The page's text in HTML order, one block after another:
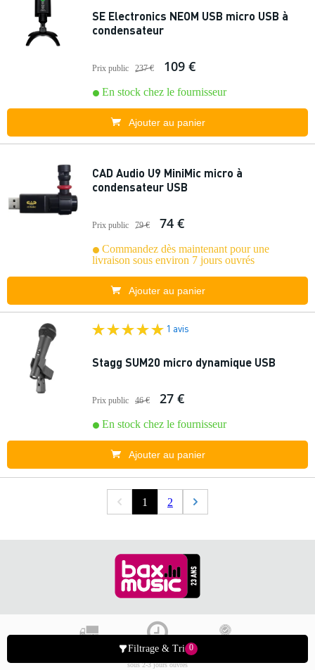
SE Electronics NEOM USB micro USB à
condensateur
Prix public 237 € 109 €
En stock chez le fournisseur
Ajouter au panier
CAD Audio U9 MiniMic micro à
condensateur USB
Prix public 79 € 74 €
Commandez dès maintenant pour une
livraison sous environ 7 jours ouvrés
Ajouter au panier
1 avis
Stagg SUM20 micro dynamique USB
Prix public 46 € 27 €
En stock chez le fournisseur
Ajouter au panier
1 2
Filtrage & Tri 0
Livraison offerte dès 99
Commande passée
sous 2-3 jours ouvrés
30 jours satisfait ou